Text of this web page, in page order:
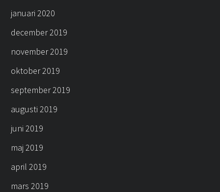
januari 2020
december 2019
november 2019
oktober 2019
september 2019
augusti 2019
juni 2019
maj 2019
april 2019
mars 2019